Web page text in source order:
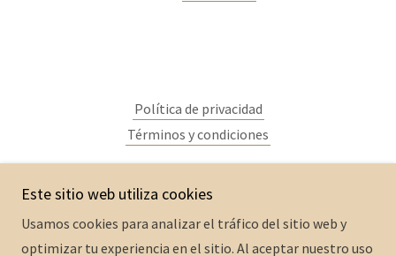
Política de privacidad
Términos y condiciones
iqsynergy.com
Este sitio web utiliza cookies
Usamos cookies para analizar el tráfico del sitio web y
optimizar tu experiencia en el sitio. Al aceptar nuestro uso